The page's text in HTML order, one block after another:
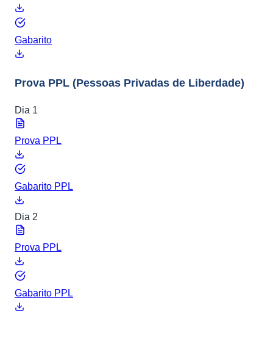
Gabarito
Prova PPL (Pessoas Privadas de Liberdade)
Dia 1
Prova PPL
Gabarito PPL
Dia 2
Prova PPL
Gabarito PPL